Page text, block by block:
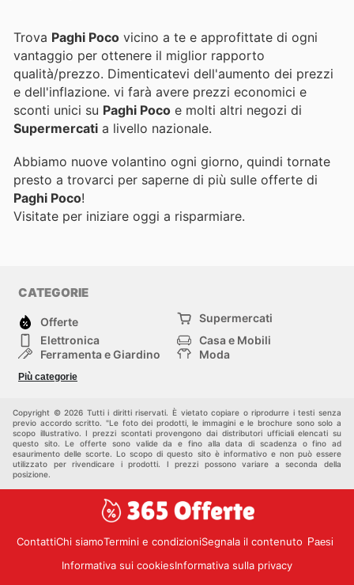
Trova Paghi Poco vicino a te e approfittate di ogni
vantaggio per ottenere il miglior rapporto
qualità/prezzo. Dimenticatevi dell'aumento dei prezzi
e dell'inflazione. vi farà avere prezzi economici e
sconti unici su Paghi Poco e molti altri negozi di
Supermercati a livello nazionale.
Abbiamo nuove volantino ogni giorno, quindi tornate
presto a trovarci per saperne di più sulle offerte di
Paghi Poco!
Visitate per iniziare oggi a risparmiare.
CATEGORIE
Offerte
Supermercati
Elettronica
Casa e Mobili
Ferramenta e Giardino
Moda
Bambini e Neonati
Più categorie
Copyright © 2026 Tutti i diritti riservati. È vietato copiare o riprodurre i testi senza
previo accordo scritto. "Le foto dei prodotti, le immagini e le brochure sono solo a
scopo illustrativo. I prezzi scontati provengono dai distributori ufficiali elencati su
questo sito. Le offerte sono valide da e fino alla data di scadenza o fino ad
esaurimento delle scorte. Lo scopo di questo sito è informativo e non può essere
utilizzato per rivendicare i prodotti. I prezzi possono variare a seconda della
posizione.
ContattiChi siamoTermini e condizioniSegnala il contenuto Paesi
Informativa sui cookiesInformativa sulla privacy